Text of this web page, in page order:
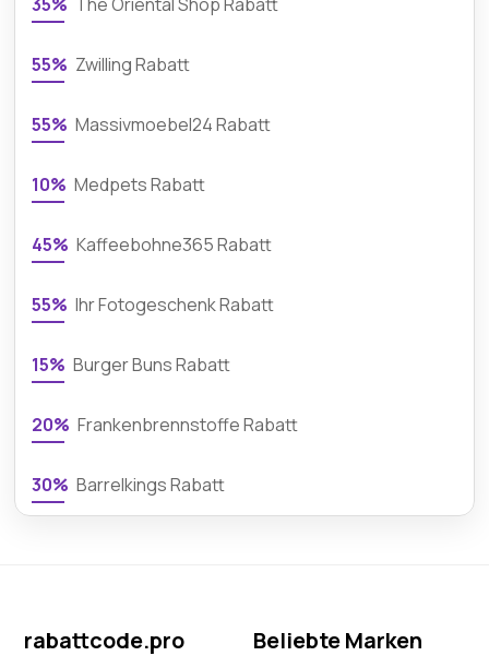
55% Zwilling Rabatt
55% Massivmoebel24 Rabatt
10% Medpets Rabatt
45% Kaffeebohne365 Rabatt
55% Ihr Fotogeschenk Rabatt
15% Burger Buns Rabatt
20% Frankenbrennstoffe Rabatt
30% Barrelkings Rabatt
rabattcode.pro Beliebte Marken